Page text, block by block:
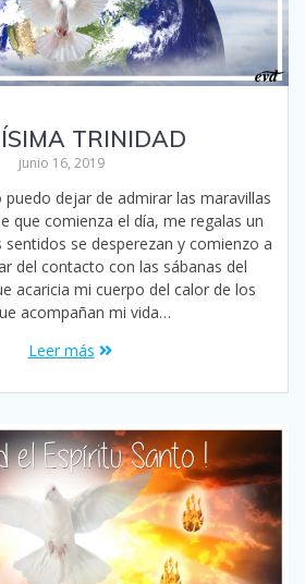
TRINIDAD
junio 16, 2019
dejar de admirar las maravillas
que comienza el día, me regalas un
se desperezan y comienzo a
del contacto con las sábanas del
acaricia mi cuerpo del calor de los
acompañan mi vida…
Leer más